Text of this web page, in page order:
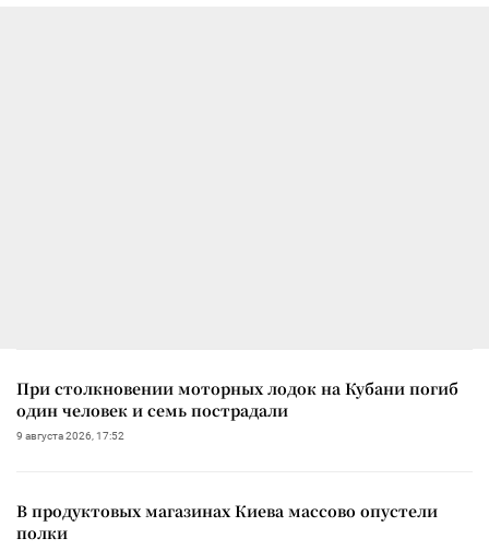
При столкновении моторных лодок на Кубани погиб
один человек и семь пострадали
9 августа 2026, 17:52
В продуктовых магазинах Киева массово опустели
полки